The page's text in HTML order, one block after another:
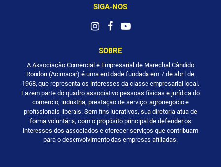
SIGA-NOS
SOBRE
A Associação Comercial e Empresarial de Marechal Cândido
Rondon (Acimacar) é uma entidade fundada em 7 de abril de
1968, que representa os interesses da classe empresarial local.
Fazem parte do quadro associativo pessoas físicas e jurídica do
comércio, indústria, prestação de serviço, agronegócio e
profissionais liberais. Sem fins lucrativos, sua diretoria atua de
forma voluntária, com o propósito principal de defender os
interesses dos associados e oferecer serviços que contribuam
para o desenvolvimento das empresas afiliadas.